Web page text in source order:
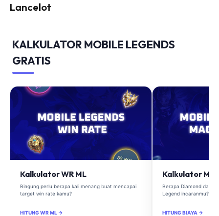
Lancelot
KALKULATOR MOBILE LEGENDS
GRATIS
Kalkulator WR ML
Bingung perlu berapa kali menang buat mencapai
target win rate kamu?
HITUNG WR ML →
Kalkulator
Berapa Diamond dan
Legend incaranmu?
HITUNG BIAYA →